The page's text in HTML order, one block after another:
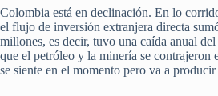
Colombia está en declinación. En lo
el flujo de inversión extranjera directa
millones, es decir, tuvo una caída anual
que el petróleo y la minería se contrajeron
se siente en el momento pero va a